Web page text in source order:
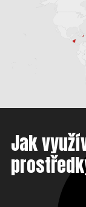
Jak